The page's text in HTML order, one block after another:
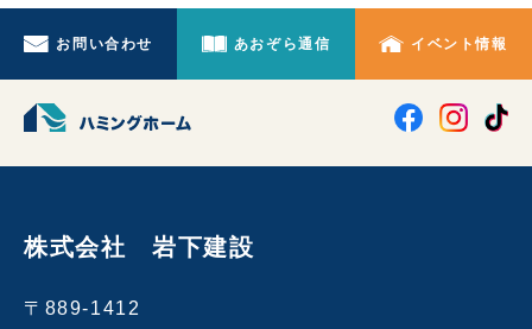
お問い合わせ あおぞら通信 イベント情報
株式会社 岩下建設
〒889-1412